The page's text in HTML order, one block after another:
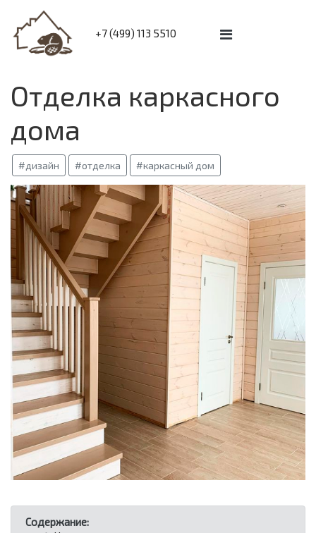
+7 (499) 113 5510
Отделка каркасного
дома
#дизайн #отделка #каркасный дом
Содержание: